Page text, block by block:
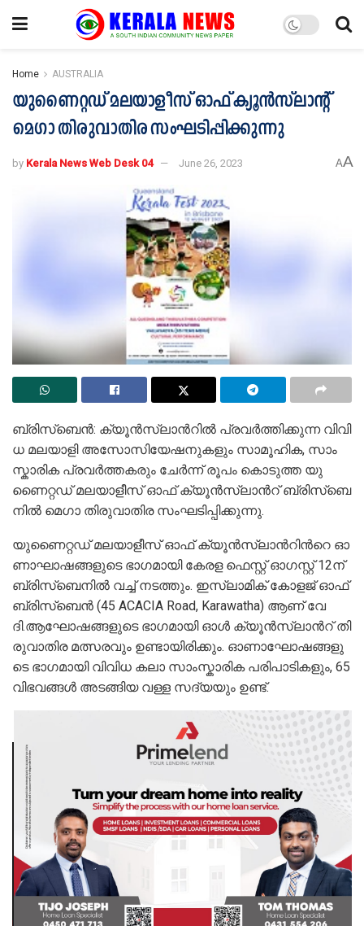
Home AUSTRALIA
യു​ണൈ​റ്റ​ഡ് മ​ല​യാ​ളീ​സ് ഓ​ഫ് ക്യൂ​ൻ​സ്‌​ലാ​ന്‍റ്
മെ​ഗാ തി​രു​വാ​തി​ര സം​ഘ​ടി​പ്പി​ക്കു​ന്നു
by Kerala News Web Desk 04 June 26, 2023 AA
ബ്രി​സ്‌​ബെ​ൻ: ക്യൂ​ൻ​സ്‌​ലാ​ന്‍റി​ൽ പ്ര​വ​ർ​ത്തി​ക്കു​ന്ന വി​വി​
ധ മ​ല​യാ​ളി അ​സോ​സി​യേ​ഷ​നു​ക​ളും സാ​മൂ​ഹിക, സാം​
സ്കാ​രി​ക പ്ര​വ​ർ​ത്ത​ക​രും ചേ​ർ​ന്ന് രൂ​പം കൊ​ടു​ത്ത യു​
ണൈ​റ്റ​ഡ് മ​ല​യാ​ളീ​സ് ഓ​ഫ് ക്യൂ​ൻ​സ്‍​ലാ​ന്‍റ് ബ്രി​സ്‍​ബെ​
നി​ൽ മെ​ഗാ തി​രു​വാ​തി​ര സം​ഘ​ടി​പ്പി​ക്കു​ന്നു.
യു​ണൈ​റ്റ​ഡ് മ​ല​യാ​ളീ​സ് ഓ​ഫ് ക്യൂ​ൻ​സ്‌​ലാ​ന്‍റി​ന്‍റെ ഓ​
ണാ​ഘാ​ഷ​ങ്ങ​ളു​ടെ ഭാ​ഗ​മാ​യി കേ​ര​ള ഫെ​സ്റ്റ് ഓ​ഗ​സ്റ്റ് 12ന് ​
ബ്രി​സ്‌​ബെ​നി​ൽ വ​ച്ച് ന​ട​ത്തും. ഇ​സ്‌​ലാ​മി​ക് കോ​ള​ജ് ഓ​ഫ്
ബ്രി​സ്‌‍​ബെ​ൻ (45 ACACIA Road, Karawatha) ആ​ണ് വേ​
ദി.ആ​ഘോ​ഷ​ങ്ങ​ളു​ടെ ഭാ​ഗ​മാ​യി ഓ​ൾ ക്യൂ​ൻ​സ്‌​ലാ​ന്‍റ് തി​
രു​വാ​തി​ര മ​ത്സ​ര​വും ഉ​ണ്ടാ​യി​രി​ക്കും. ഓ​ണാ​ഘോ​ഷ​ങ്ങ​ളു​
ടെ ഭാ​ഗ​മാ​യി വി​വി​ധ ക​ലാ സാം​സ്കാ​രി​ക പ​രി​പാ​ടി​ക​ളും, 65
വി​ഭ​വ​ങ്ങ​ൾ അ​ട​ങ്ങി​യ വ​ള്ള സ​ദ്യ​യും ഉ​ണ്ട്.